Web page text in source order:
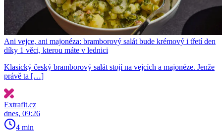
Ani vejce, ani majonéza: bramborový salát bude krémový i třetí den
díky 1 věci, kterou máte v lednici
Klasický český bramborový salát stojí na vejcích a majonéze. Jenže
právě ta […]
Extrafit.cz
dnes, 09:26
4 min